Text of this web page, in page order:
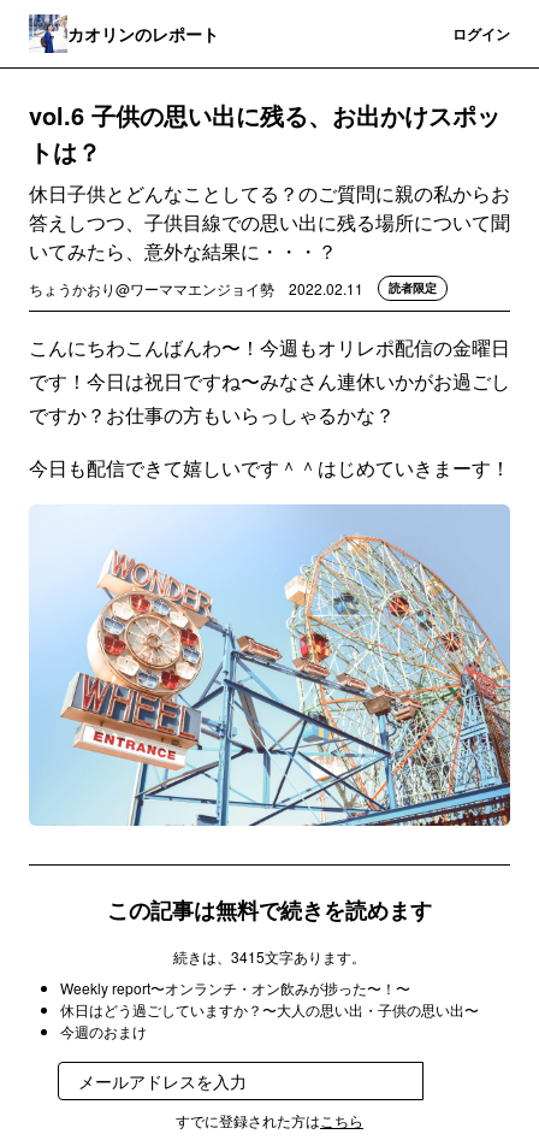
カオリンのレポート ログイン
vol.6 子供の思い出に残る、お出かけスポッ
トは？
休日子供とどんなことしてる？のご質問に親の私からお
答えしつつ、子供目線での思い出に残る場所について聞
いてみたら、意外な結果に・・・？
ちょうかおり@ワーママエンジョイ勢 2022.02.11 読者限定
こんにちわこんばんわ〜！今週もオリレポ配信の金曜日
です！今日は祝日ですね〜みなさん連休いかがお過ごし
ですか？お仕事の方もいらっしゃるかな？
今日も配信できて嬉しいです＾＾はじめていきまーす！
この記事は無料で続きを読めます
続きは、3415文字あります。
Weekly report〜オンランチ・オン飲みが捗った〜！〜
休日はどう過ごしていますか？〜大人の思い出・子供の思い出〜
今週のおまけ
すでに登録された方は こちら